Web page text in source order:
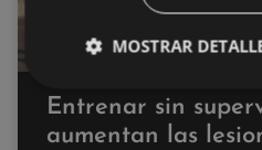
Entrenar sin
aumentan las
MOSTRAR